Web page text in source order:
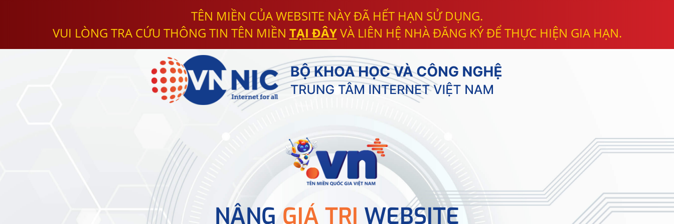
TÊN MIỀN CỦA WEBSITE NÀY ĐÃ HẾT HẠN SỬ DỤNG.
VUI LÒNG TRA CỨU THÔNG TIN TÊN MIỀN TẠI ĐÂYVÀ LIÊN HỆ NHÀ ĐĂNG KÝ ĐỂ THỰC HIỆN GIA HẠN.
NÂNG GIÁ TRỊ WEBSITE